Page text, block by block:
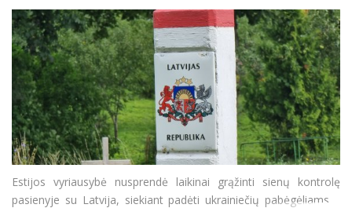
Estijos vyriausybė nusprendė laikinai grąžinti sienų kontrolę
pasienyje su Latvija, siekiant padėti ukrainiečių pabėgėliams.